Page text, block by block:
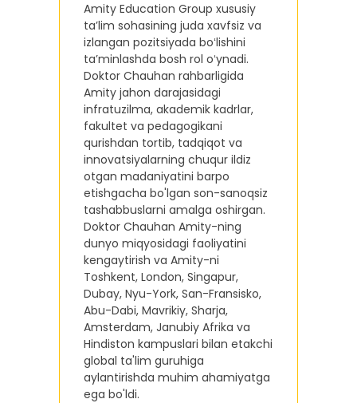
Amity Education Group xususiy
taʼlim sohasining juda xavfsiz va
izlangan pozitsiyada boʻlishini
taʼminlashda bosh rol oʻynadi.
Doktor Chauhan rahbarligida
Amity jahon darajasidagi
infratuzilma, akademik kadrlar,
fakultet va pedagogikani
qurishdan tortib, tadqiqot va
innovatsiyalarning chuqur ildiz
otgan madaniyatini barpo
etishgacha bo'lgan son-sanoqsiz
tashabbuslarni amalga oshirgan.
Doktor Chauhan Amity-ning
dunyo miqyosidagi faoliyatini
kengaytirish va Amity-ni
Toshkent, London, Singapur,
Dubay, Nyu-York, San-Fransisko,
Abu-Dabi, Mavrikiy, Sharja,
Amsterdam, Janubiy Afrika va
Hindiston kampuslari bilan etakchi
global ta'lim guruhiga
aylantirishda muhim ahamiyatga
ega bo'ldi.